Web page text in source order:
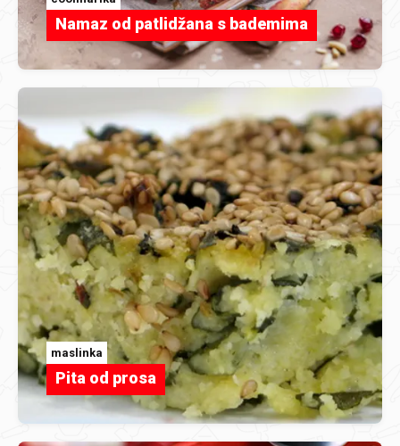
Namaz od patlidžana s bademima
maslinka
Pita od prosa